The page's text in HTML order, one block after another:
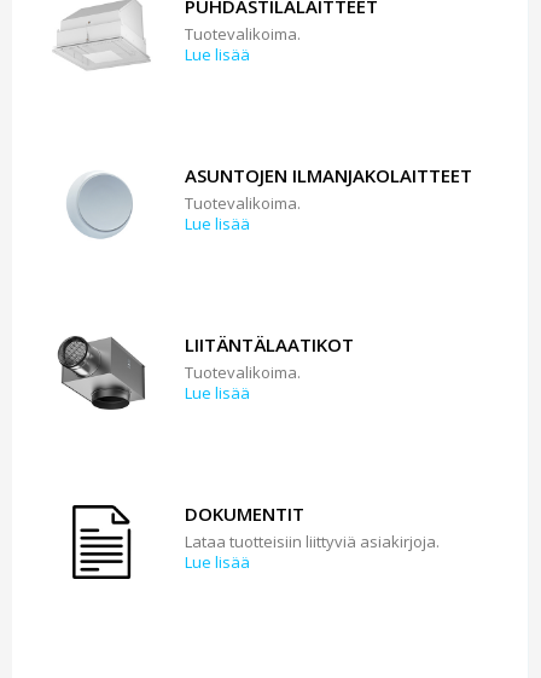
PUHDASTILALAITTEET
Tuotevalikoima.
Lue lisää
ASUNTOJEN ILMANJAKOLAITTEET
Tuotevalikoima.
Lue lisää
LIITÄNTÄLAATIKOT
Tuotevalikoima.
Lue lisää
DOKUMENTIT
Lataa tuotteisiin liittyviä asiakirjoja.
Lue lisää